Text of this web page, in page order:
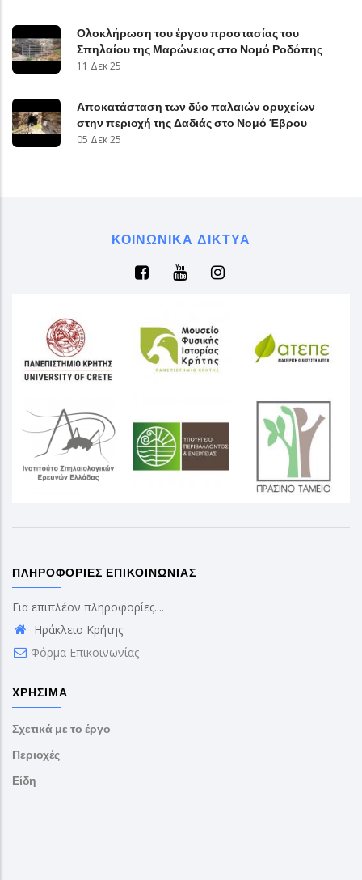
Ολοκλήρωση του έργου προστασίας του
Σπηλαίου της Μαρώνειας στο Νομό Ροδόπης
11 Δεκ 25
Αποκατάσταση των δύο παλαιών ορυχείων
στην περιοχή της Δαδιάς στο Νομό Έβρου
05 Δεκ 25
ΚΟΙΝΩΝΙΚΆ ΔΊΚΤΥΑ
ΠΛΗΡΟΦΟΡΊΕΣ ΕΠΙΚΟΙΝΩΝΊΑΣ
Για επιπλέον πληροφορίες....
Ηράκλειο Κρήτης
Φόρμα Επικοινωνίας
ΧΡΉΣΙΜΑ
Σχετικά με το έργο
Περιοχές
Είδη